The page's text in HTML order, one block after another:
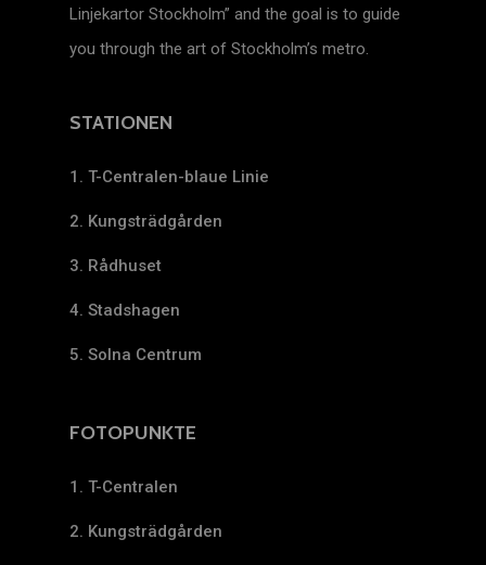
Linjekartor Stockholm” and the goal is to guide
you through the art of Stockholm’s metro.
STATIONEN
1. T-Centralen-blaue Linie
2. Kungsträdgården
3. Rådhuset
4. Stadshagen
5. Solna Centrum
FOTOPUNKTE
1. T-Centralen
2. Kungsträdgården